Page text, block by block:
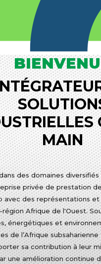
MAIN
des domaines diversifiés
privée de prestation
avec des représentations
région Afrique de l'Ouest.
énergétiques et
de l’Afrique
sa contribution à leur
une amélioration continue